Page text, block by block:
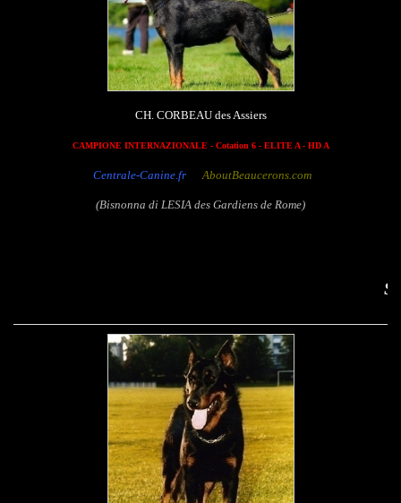
CH. CORBEAU des Assiers
CAMPIONE INTERNAZIONALE - Cotation 6 - ELITE A - HD A
Centrale-Canine.fr AboutBeaucerons.com
(Bisnonna di LESIA des Gardiens de Rome)
Soleil des Assiers